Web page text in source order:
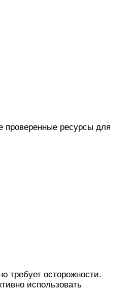
проверенные ресурсы для
требует осторожности.
использовать